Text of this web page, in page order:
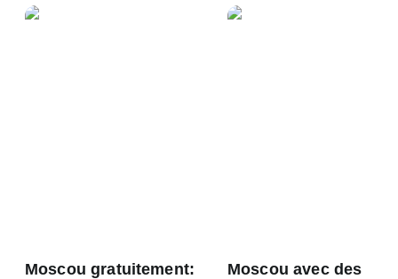
Lénine, horaires d'ouverture
de transport à l'avance. La
Moscou gratuitement:
Moscou avec des